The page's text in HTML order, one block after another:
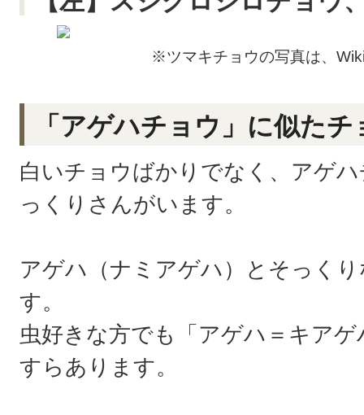
※ツマキチョウの写真は、
「アゲハチョウ」に似た
白いチョウばかりでなく、アゲ
っくりさんがいます。
アゲハ（ナミアゲハ）とそっく
す。
虫好きな方でも「アゲハ＝キア
すらあります。